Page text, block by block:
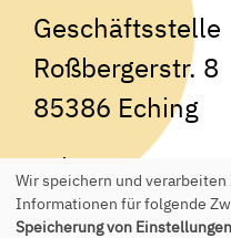
Geschäftsstelle
Roßbergerstr. 8
85386 Eching
Tel.:+49 89
E-Mail:
Wir speichern und
Informationen für folgende
Speicherung von